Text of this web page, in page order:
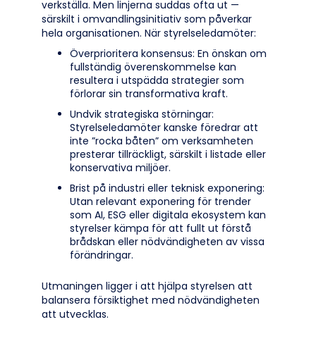
verkställa. Men linjerna suddas ofta ut —
särskilt i omvandlingsinitiativ som påverkar
hela organisationen. När styrelseledamöter:
Överprioritera konsensus: En önskan om
fullständig överenskommelse kan
resultera i utspädda strategier som
förlorar sin transformativa kraft.
Undvik strategiska störningar:
Styrelseledamöter kanske föredrar att
inte ”rocka båten” om verksamheten
presterar tillräckligt, särskilt i listade eller
konservativa miljöer.
Brist på industri eller teknisk exponering:
Utan relevant exponering för trender
som AI, ESG eller digitala ekosystem kan
styrelser kämpa för att fullt ut förstå
brådskan eller nödvändigheten av vissa
förändringar.
Utmaningen ligger i att hjälpa styrelsen att
balansera försiktighet med nödvändigheten
att utvecklas.